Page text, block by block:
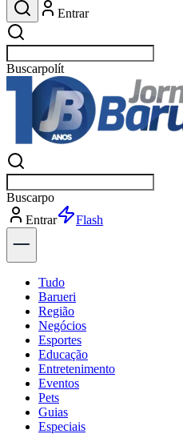
Entrar
Buscarnot
Buscarn
Entrar
Explorar
Tudo
Barueri
Região
Negócios
Esportes
Educação
Entretenimento
Eventos
Pets
Guias
Especiais